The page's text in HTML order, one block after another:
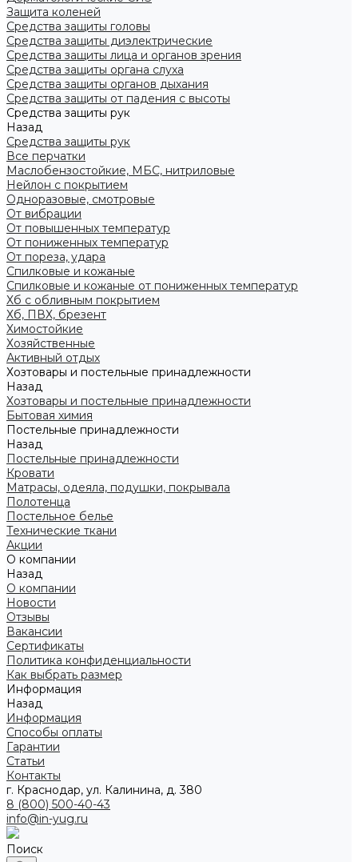
Защита коленей
Средства защиты головы
Средства защиты диэлектрические
Средства защиты лица и органов зрения
Средства защиты органа слуха
Средства защиты органов дыхания
Средства защиты от падения с высоты
Средства защиты рук
Назад
Средства защиты рук
Все перчатки
Маслобензостойкие, МБС, нитриловые
Нейлон с покрытием
Одноразовые, смотровые
От вибрации
От повышенных температур
От пониженных температур
От пореза, удара
Спилковые и кожаные
Спилковые и кожаные от пониженных температур
Хб с обливным покрытием
Хб, ПВХ, брезент
Химостойкие
Хозяйственные
Активный отдых
Хозтовары и постельные принадлежности
Назад
Хозтовары и постельные принадлежности
Бытовая химия
Постельные принадлежности
Назад
Постельные принадлежности
Кровати
Матрасы, одеяла, подушки, покрывала
Полотенца
Постельное белье
Технические ткани
Акции
О компании
Назад
О компании
Новости
Отзывы
Вакансии
Сертификаты
Политика конфиденциальности
Как выбрать размер
Информация
Назад
Информация
Способы оплаты
Гарантии
Статьи
Контакты
г. Краснодар, ул. Калинина, д. 380
8 (800) 500-40-43
info@in-yug.ru
Поиск